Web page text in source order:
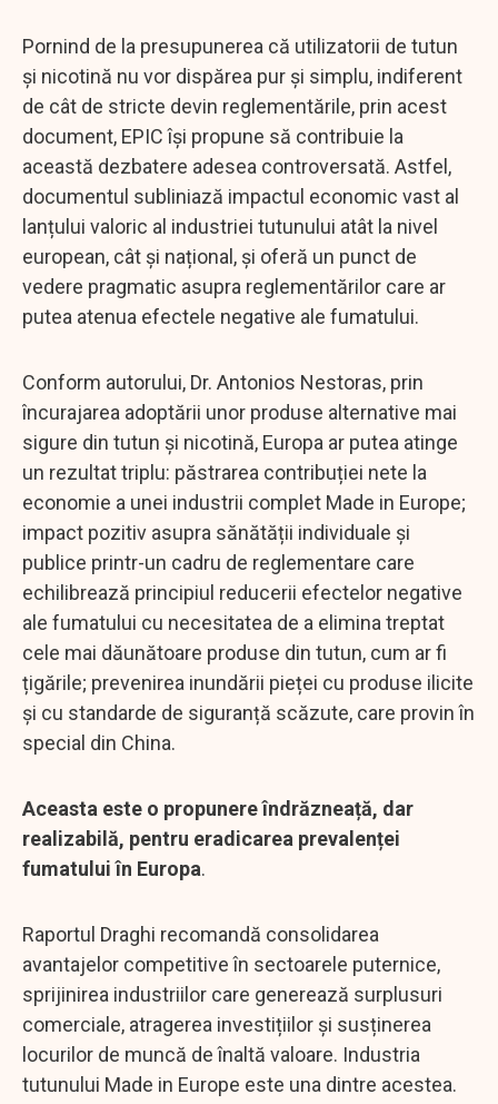
Pornind de la presupunerea că utilizatorii de tutun
și nicotină nu vor dispărea pur și simplu, indiferent
de cât de stricte devin reglementările, prin acest
document, EPIC își propune să contribuie la
această dezbatere adesea controversată. Astfel,
documentul subliniază impactul economic vast al
lanțului valoric al industriei tutunului atât la nivel
european, cât și național, și oferă un punct de
vedere pragmatic asupra reglementărilor care ar
putea atenua efectele negative ale fumatului.
Conform autorului, Dr. Antonios Nestoras, prin
încurajarea adoptării unor produse alternative mai
sigure din tutun și nicotină, Europa ar putea atinge
un rezultat triplu: păstrarea contribuției nete la
economie a unei industrii complet Made in Europe;
impact pozitiv asupra sănătății individuale și
publice printr-un cadru de reglementare care
echilibrează principiul reducerii efectelor negative
ale fumatului cu necesitatea de a elimina treptat
cele mai dăunătoare produse din tutun, cum ar fi
țigările; prevenirea inundării pieței cu produse ilicite
și cu standarde de siguranță scăzute, care provin în
special din China.
Aceasta este o propunere îndrăzneață, dar
realizabilă, pentru eradicarea prevalenței
fumatului în Europa.
Raportul Draghi recomandă consolidarea
avantajelor competitive în sectoarele puternice,
sprijinirea industriilor care generează surplusuri
comerciale, atragerea investițiilor și susținerea
locurilor de muncă de înaltă valoare. Industria
tutunului Made in Europe este una dintre acestea.